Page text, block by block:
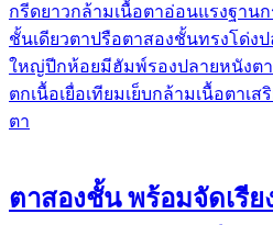
กรีดยาวกล้ามเนื้อตาอ่อนแรงฐานก
ชั้นเดียวตาปรือตาสองชั้นทรงโด่งป
ใหญ่ปีกห้อยมีฮัมพ์รองปลายหนังต
ตกเนื้อเยื่อเทียมเย็บกล้ามเนื้อตาเส
ตา
ตาสองชั้น พร้อมจัดเรี